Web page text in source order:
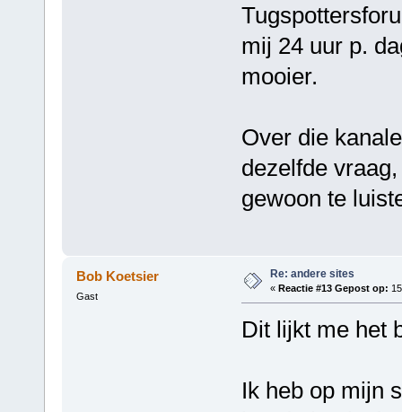
mij 24 uur p.
mooier.
Over die
dezelfde
gewoon te
Bob Koetsier
Gast
Re: andere sites
« Reactie #13 Gepost op:
Dit lijkt me het
Ik heb op mijn